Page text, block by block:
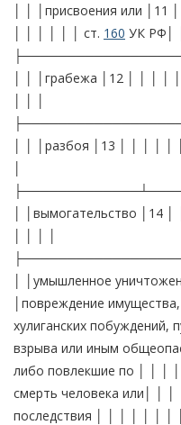
│ │ │присвоения или │11
│ │ │ │ │ │ ст. 160 УК РФ│
│ │ │грабежа │12 │ │ │ │
│ │ │разбоя │13 │ │ │ │ │
│ │вымогательство │14
│ │умышленное
│повреждение
хулиганских
взрыва или иным
либо повлекшие по │ │ │
смерть человека или│ │
последствия │ │ │ │ │ │ │